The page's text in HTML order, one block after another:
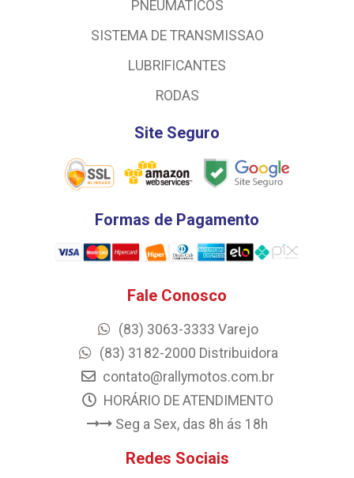
PNEUMATICOS
SISTEMA DE TRANSMISSAO
LUBRIFICANTES
RODAS
Site Seguro
Formas de Pagamento
Fale Conosco
(83) 3063-3333 Varejo
(83) 3182-2000 Distribuidora
contato@rallymotos.com.br
HORÁRIO DE ATENDIMENTO
Seg a Sex, das 8h ás 18h
Redes Sociais